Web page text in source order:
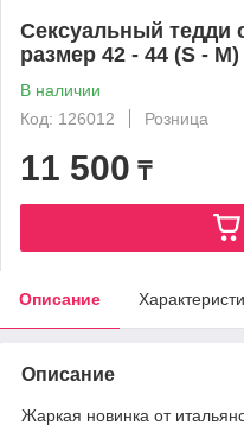
Сексуальный тедди
размер 42 - 44 (S - M)
В наличии
Код: 126012
Розница
11 500 ₸
Описание
Описание
Жаркая новинка от